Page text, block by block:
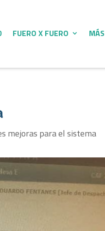
FUERO X FUERO MÁS
mejoras para el sistema